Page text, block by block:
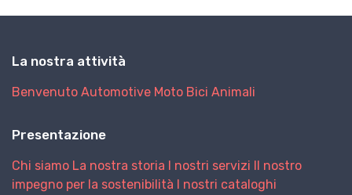
La nostra attività
Benvenuto Automotive Moto Bici Animali
Presentazione
Chi siamo La nostra storia I nostri servizi Il nostro
impegno per la sostenibilità I nostri cataloghi